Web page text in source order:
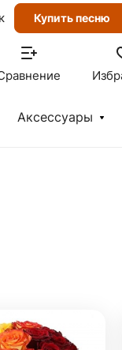
Купить песню
Аксессуары